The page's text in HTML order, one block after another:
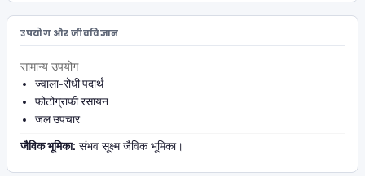
उपयोग और जीवविज्ञान
सामान्य उपयोग
ज्वाला-रोधी पदार्थ
फोटोग्राफी रसायन
जल उपचार
जैविक भूमिका: संभव सूक्ष्म जैविक भूमिका।